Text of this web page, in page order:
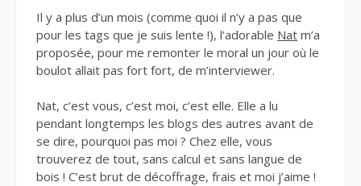
Il y a plus d’un mois (comme quoi il n’y a pas que
pour les tags que je suis lente !), l’adorable Nat m’a
proposée, pour me remonter le moral un jour où le
boulot allait pas fort fort, de m’interviewer.
Nat, c’est vous, c’est moi, c’est elle. Elle a lu
pendant longtemps les blogs des autres avant de
se dire, pourquoi pas moi ? Chez elle, vous
trouverez de tout, sans calcul et sans langue de
bois ! C’est brut de décoffrage, frais et moi j’aime !